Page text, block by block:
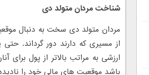
شناخت مردان متولد دی
مردان متولد دی سخت به دنبال
از مسیری که دارند دور گرداند.
ارزشی به مراتب بالاتر از پول برای
باشد موقعیت های مالی خود را